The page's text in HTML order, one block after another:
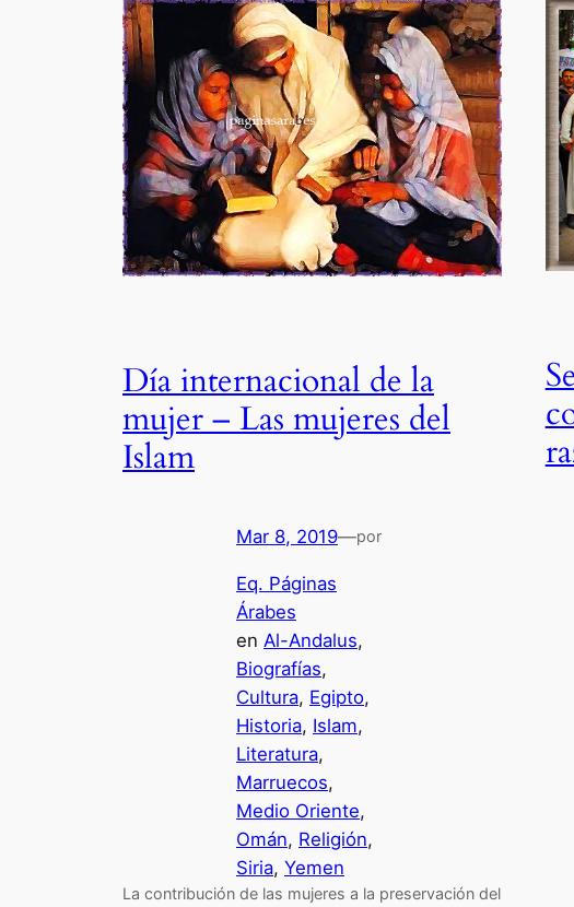
Día internacional de la
mujer – Las mujeres del
Islam
Mar 8, 2019—por
Eq. Páginas
Árabes
en Al-Andalus
Biografías
Cultura, Egipto
Historia, Islam
Literatura
Marruecos
Medio Oriente
Omán, Religión
Siria, Yemen
La contribución de las mujeres a la preservación del